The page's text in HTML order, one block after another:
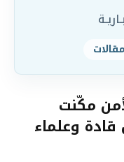
مكّنت
وعلماء